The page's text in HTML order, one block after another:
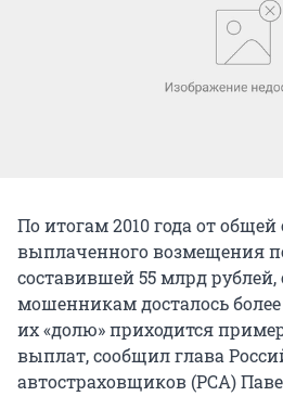
По итогам 2010 года от
выплаченного возмещения
составившей 55 млрд
мошенникам досталось
их «долю» приходится
выплат, сообщил глава
автостраховщиков (РСА)